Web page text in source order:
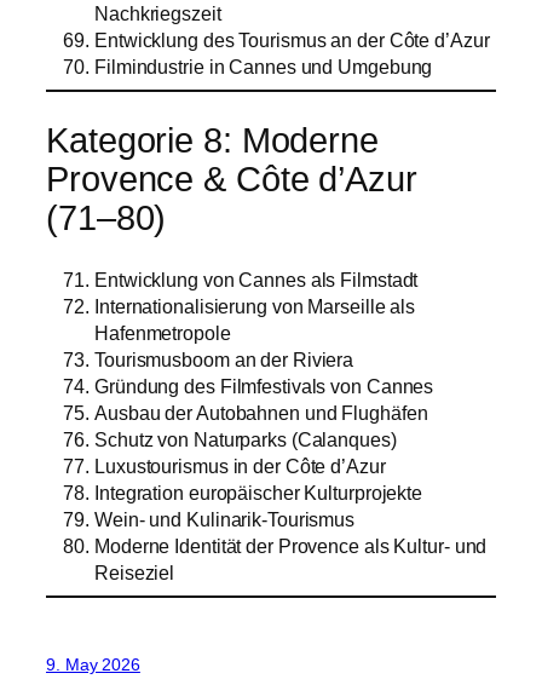
Nachkriegszeit
Entwicklung des Tourismus an der Côte d’Azur
Filmindustrie in Cannes und Umgebung
Kategorie 8: Moderne
Provence & Côte d’Azur
(71–80)
Entwicklung von Cannes als Filmstadt
Internationalisierung von Marseille als
Hafenmetropole
Tourismusboom an der Riviera
Gründung des Filmfestivals von Cannes
Ausbau der Autobahnen und Flughäfen
Schutz von Naturparks (Calanques)
Luxustourismus in der Côte d’Azur
Integration europäischer Kulturprojekte
Wein- und Kulinarik-Tourismus
Moderne Identität der Provence als Kultur- und
Reiseziel
9. May 2026